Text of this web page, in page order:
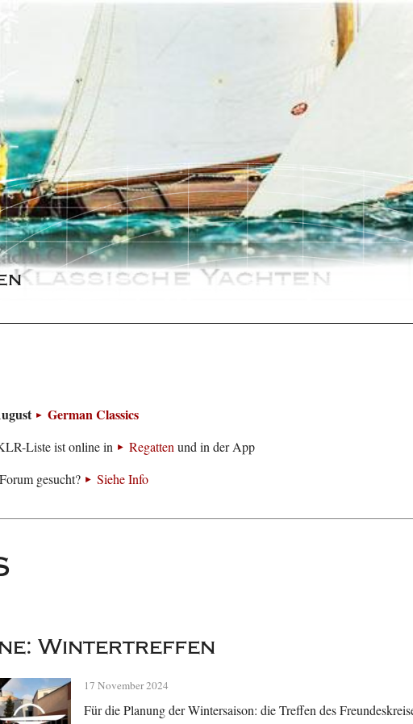
German Classics
Liste ist online in Regattenund in der App
gesucht?
Siehe Info
Wintertreffen
17 November 2024
Für die Planung der Wintersaison: die Treffen des